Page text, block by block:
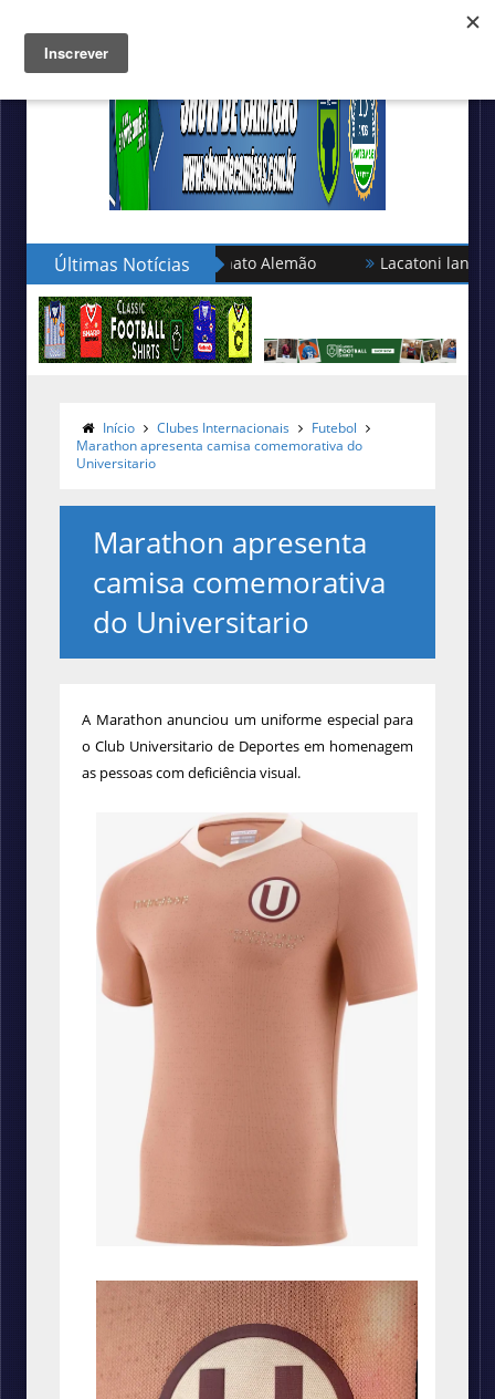
Últimas Notícias
no Campeonato Alemão Lacatoni lança as novas
Início Clubes Internacionais
Futebol
Marathon apresenta camisa comemorativa do
Universitario
Marathon apresenta
camisa comemorativa
do Universitario
A Marathon anunciou um uniforme especial para
o Club Universitario de Deportes em homenagem
as pessoas com deficiência visual.